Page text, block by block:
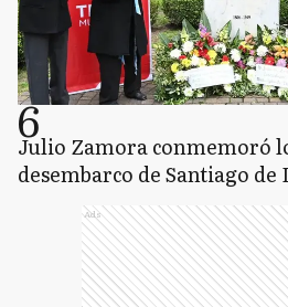
6
Julio Zamora conmemoró
desembarco de Santiago
Ads